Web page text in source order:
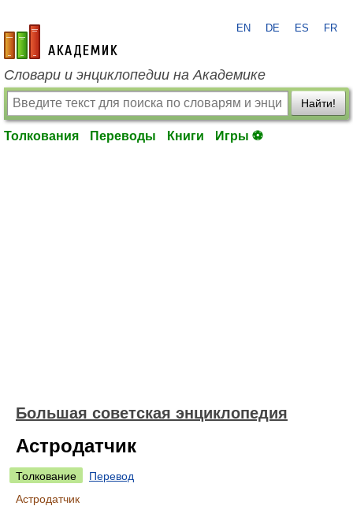
academic.ru
EN DE ES FR
Словари и энциклопедии на Академике
Найти!
Толкования Переводы Книги Игры ⚽
Большая советская энциклопедия
Астродатчик
Толкование
Перевод
Астродатчик